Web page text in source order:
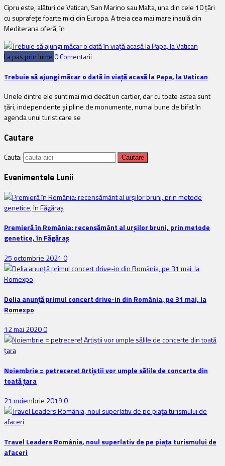
Cipru este, alături de Vatican, San Marino sau Malta, una din cele 10 țări
cu suprafețe foarte mici din Europa. A treia cea mai mare insulă din
Mediterana oferă, în
La pas prin lume0 Comentarii
Trebuie să ajungi măcar o dată în viață acasă la Papa, la Vatican
Unele dintre ele sunt mai mici decât un cartier, dar cu toate astea sunt
țări, independente și pline de monumente, numai bune de bifat în
agenda unui turist care se
Cautare
Cauta:
Evenimentele Lunii
Premieră în România: recensământ al urșilor bruni, prin metode
genetice, în Făgăraș
25 octombrie 2021 0
Delia anunţă primul concert drive-in din România, pe 31 mai, la
Romexpo
12 mai 20200
Noiembrie = petrecere! Artiștii vor umple sălile de concerte din
toată țara
21 noiembrie 20190
Travel Leaders România, noul superlativ de pe piața turismului de
afaceri